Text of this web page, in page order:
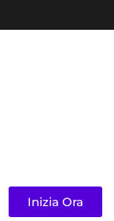
Inizia Ora